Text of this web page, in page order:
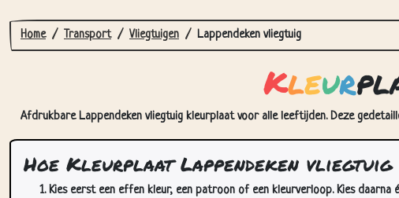
Home Transport Vliegtuigen Lappendeken vliegtuig
Kleur
Afdrukbare Lappendeken vliegtuig kleurplaat voor alle leeftijden. Deze
Hoe Kleurplaat Lappendeken
Kies eerst een effen kleur, een patroon of een kleurverloop. Kies